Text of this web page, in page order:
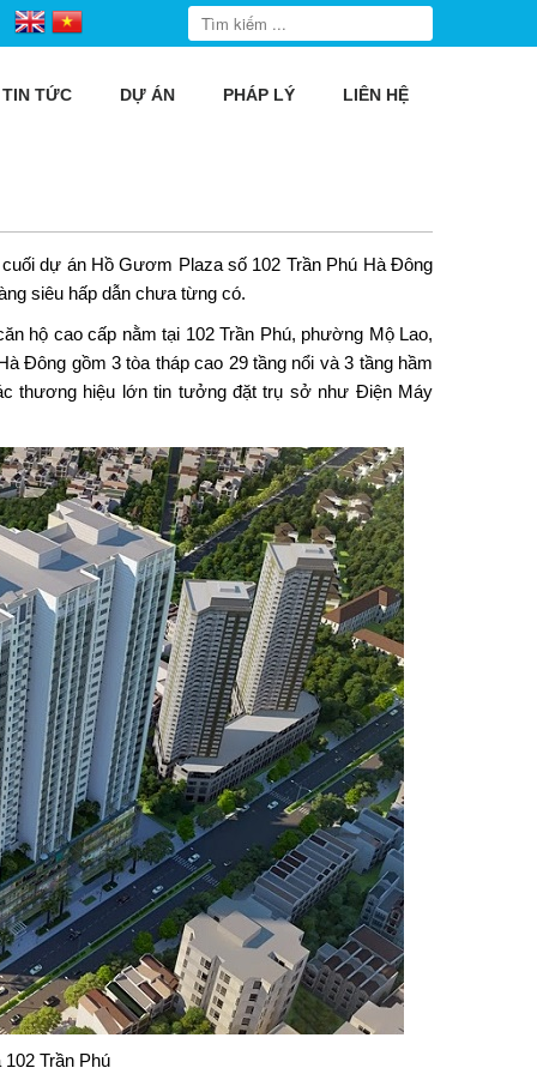
TIN TỨC DỰ ÁN PHÁP LÝ LIÊN HỆ
dự án Hồ Gươm Plaza số 102 Trần Phú Hà Đông
siêu hấp dẫn chưa từng có.
hộ cao cấp nằm tại 102 Trần Phú, phường Mộ Lao,
Đông gồm 3 tòa tháp cao 29 tầng nổi và 3 tầng hầm
thương hiệu lớn tin tưởng đặt trụ sở như Điện Máy
Trần Phú